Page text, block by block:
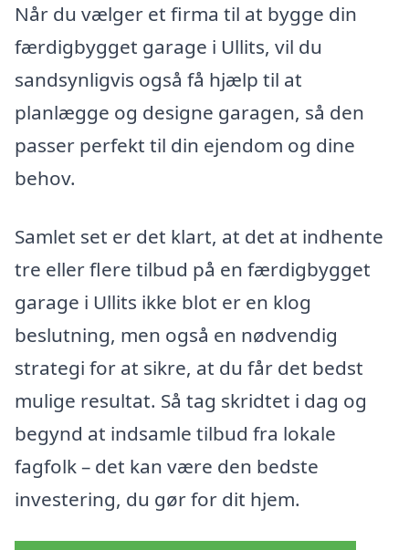
Når du vælger et firma til at bygge din
færdigbygget garage i Ullits, vil du
sandsynligvis også få hjælp til at
planlægge og designe garagen, så den
passer perfekt til din ejendom og dine
behov.
Samlet set er det klart, at det at indhente
tre eller flere tilbud på en færdigbygget
garage i Ullits ikke blot er en klog
beslutning, men også en nødvendig
strategi for at sikre, at du får det bedst
mulige resultat. Så tag skridtet i dag og
begynd at indsamle tilbud fra lokale
fagfolk – det kan være den bedste
investering, du gør for dit hjem.